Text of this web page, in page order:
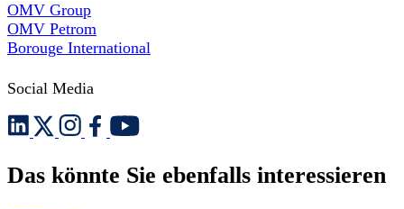
OMV Group
OMV Petrom
Borouge International
Social Media
Das könnte Sie ebenfalls interessieren